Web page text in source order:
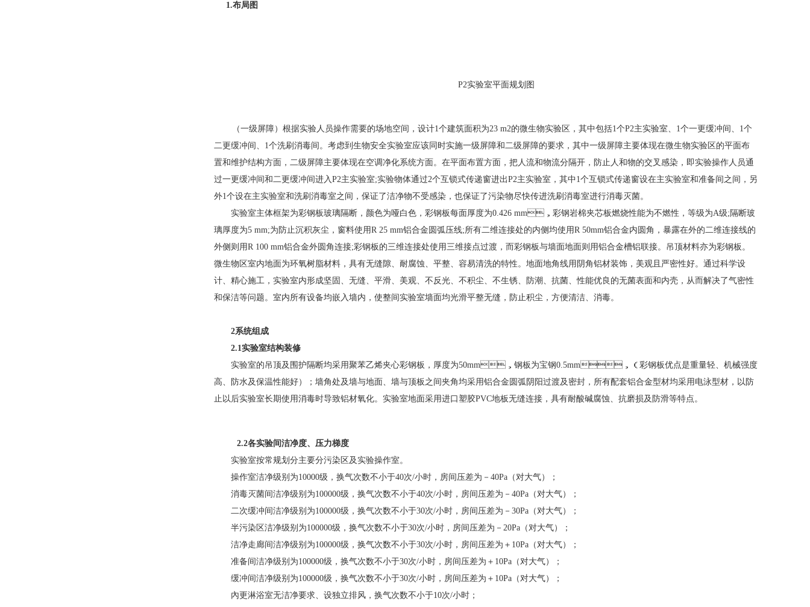
1.布局图
P2实验室平面规划图
（一级屏障）根据实验人员操作需要的场地空间，设计1个建筑面积为23 m2的微生物实验区，其中包括1个P2主实验室、 1个一更缓冲间、 1个
二更缓冲间、 1个洗刷消毒间。考虑到生物安全实验室应该同时实施一级屏障和二级屏障的要求，其中一级屏障主要体现在微生物实验区的平面布
置和维护结构方面，二级屏障主要体现在空调净化系统方面。在平面布置方面，把人流和物流分隔开，防止人和物的交叉感染，即实验操作人员通
过一更缓冲间和二更缓冲间进入P2主实验室;实验物体通过2个互锁式传递窗进出P2主实验室，其中 1个互锁式传递窗设在主实验室和准备间之间，另
外1个设在主实验室和洗刷消毒室之间，保证了洁净物不受感染，也保证了污染物尽快传进洗刷消毒室进行消毒灭菌。
实验室主体框架为彩钢板玻璃隔断，颜色为哑白色，彩钢板每面厚度为0.426 mm，彩钢岩棉夹芯板燃烧性能为不燃性，等级为A级; 隔断玻
璃厚度为5 mm;为防止沉积灰尘，窗料使用R 25 mm铝合金圆弧压线;所有二维连接处的内侧均使用R 50mm铝合金内圆角，暴露在外的二维连接线的
外侧则用R 100 mm铝合金外圆角连接;彩钢板的三维连接处使用三维接点过渡，而彩钢板与墙面地面则用铝合金槽铝联接。吊顶材料亦为彩钢板。
微生物区室内地面为环氧树脂材料，具有无缝隙、耐腐蚀、平整、容易清洗的特性。地面地角线用阴角铝材装饰，美观且严密性好。通过科学设
计、精心施工，实验室内形成坚固、无缝、平滑、美观、不反光、不积尘、不生锈、防潮、抗菌、性能优良的无菌表面和内壳，从而解决了气密性
和保洁等问题。室内所有设备均嵌入墙内，使整间实验室墙面均光滑平整无缝，防止积尘，方便清洁、消毒。
2系统组成
2.1实验室结构装修
实验室的吊顶及围护隔断均采用聚苯乙烯夹心彩钢板，厚度为50mm，钢板为宝钢0.5mm，（彩钢板优点是重量轻、机械强度
高、防水及保温性能好）；墙角处及墙与地面、墙与顶板之间夹角均采用铝合金圆弧阴阳过渡及密封，所有配套铝合金型材均采用电泳型材，以防
止以后实验室长期使用消毒时导致铝材氧化。实验室地面采用进口塑胶PVC地板无缝连接，具有耐酸碱腐蚀、抗磨损及防滑等特点。
2.2各实验间洁净度、压力梯度
实验室按常规划分主要分污染区及实验操作室。
操作室洁净级别为10000级，换气次数不小于40次/小时，房间压差为－ 40Pa （对大气）；
消毒灭菌间洁净级别为100000级，换气次数不小于40次/小时，房间压差为－ 40Pa （对大气）；
二次缓冲间洁净级别为100000级，换气次数不小于30次/小时，房间压差为－ 30Pa （对大气）；
半污染区洁净级别为100000级，换气次数不小于30次/小时，房间压差为－ 20Pa （对大气）；
洁净走廊间洁净级别为100000级，换气次数不小于30次/小时，房间压差为＋ 10Pa （对大气）；
准备间洁净级别为100000级，换气次数不小于30次/小时，房间压差为＋ 10Pa （对大气）；
缓冲间洁净级别为100000级，换气次数不小于30次/小时，房间压差为＋ 10Pa （对大气）；
內更淋浴室无洁净要求、设独立排风，换气次数不小于10次/小时；